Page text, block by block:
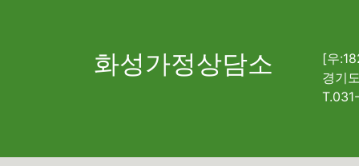
화성가정상담소
[우
경기